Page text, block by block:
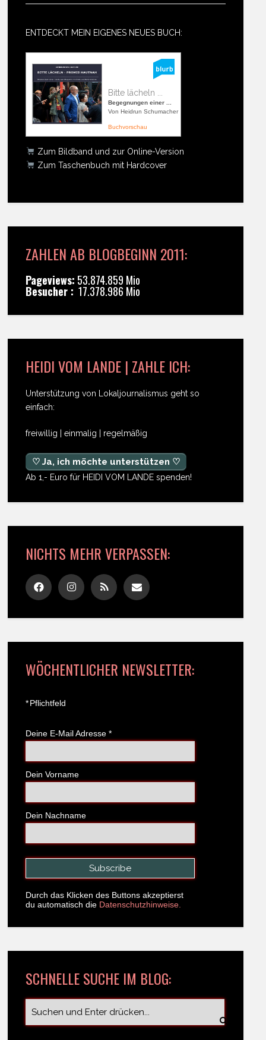
ENTDECKT MEIN EIGENES NEUES BUCH:
Bitte lächeln ...
Begegnungen einer ...
Von Heidrun Schumacher
Buchvorschau
Zum Bildband und zur Online-Version
Zum Taschenbuch mit Hardcover
ZAHLEN AB BLOGBEGINN 2011:
Pageviews: 53.874.859 Mio
Besucher : 17.378.986 Mio
HEIDI VOM LANDE | ZAHLE ICH:
Unterstützung von Lokaljournalismus geht so
einfach:
freiwillig | einmalig | regelmäßig
♡ Ja, ich möchte unterstützen ♡
Ab 1,- Euro für HEIDI VOM LANDE spenden!
NICHTS MEHR VERPASSEN:
WÖCHENTLICHER NEWSLETTER:
*Pflichtfeld
Deine E-Mail Adresse *
Dein Vorname
Dein Nachname
Durch das Klicken des Buttons akzeptierst
du automatisch die Datenschutzhinweise.
SCHNELLE SUCHE IM BLOG: